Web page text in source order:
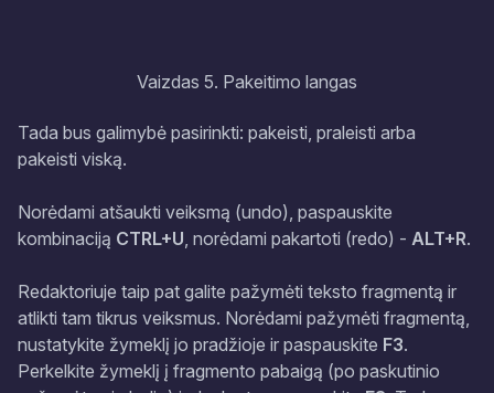
Vaizdas 5. Pakeitimo langas
Tada bus galimybė pasirinkti: pakeisti, praleisti arba
pakeisti viską.
Norėdami atšaukti veiksmą (undo), paspauskite
kombinaciją CTRL+U, norėdami pakartoti (redo) - ALT+R.
Redaktoriuje taip pat galite pažymėti teksto fragmentą ir
atlikti tam tikrus veiksmus. Norėdami pažymėti fragmentą,
nustatykite žymeklį jo pradžioje ir paspauskite F3.
Perkelkite žymeklį į fragmento pabaigą (po paskutinio